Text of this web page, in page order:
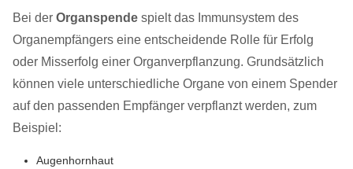
Bei der Organspende spielt das Immunsystem des
Organempfängers eine entscheidende Rolle für Erfolg
oder Misserfolg einer Organverpflanzung. Grundsätzlich
können viele unterschiedliche Organe von einem Spender
auf den passenden Empfänger verpflanzt werden, zum
Beispiel:
Augenhornhaut